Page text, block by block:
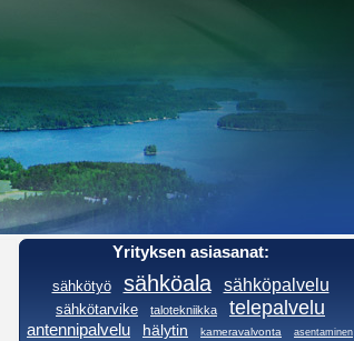
Yrityksen asiasanat:
sähkötyö sähköala sähköpalvelu
sähkötarvike talotekniikka telepalvelu
antennipalvelu hälytin kameravalvonta asentaminen